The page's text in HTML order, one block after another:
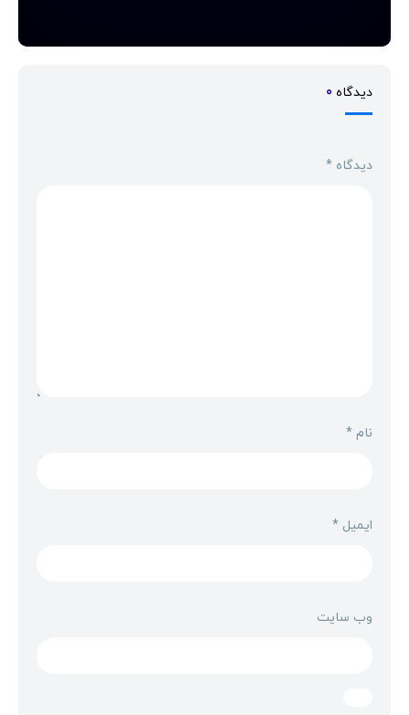
دیدگاه 0
دیدگاه *
نام*
ایمیل *
وب‌ سایت